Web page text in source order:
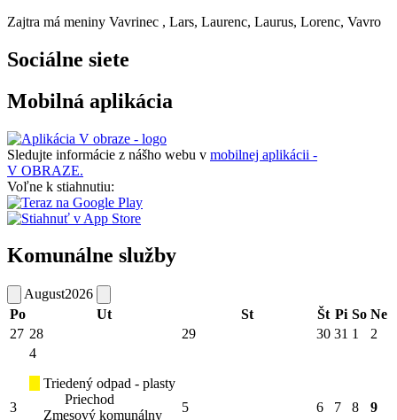
Zajtra má meniny Vavrinec , Lars, Laurenc, Laurus, Lorenc, Vavro
Sociálne siete
Mobilná aplikácia
Sledujte informácie z nášho webu v mobilnej aplikácii -
V OBRAZE.
Voľne k stiahnutiu:
Komunálne služby
August2026
Po
Ut St Št Pi So Ne
27 28 29 30 31 1 2
3
4
Triedený odpad - plasty
Priechod
Zmesový komunálny
5 6 7 8 9